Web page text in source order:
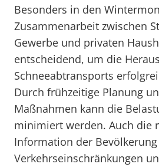
Besonders in den
Zusammenarbeit zwischen
Gewerbe und privaten
entscheidend, um die
Schneeabtransports
Durch frühzeitige Planung
Maßnahmen kann die
minimiert werden. Auch die
Information der
Verkehrseinschränkungen